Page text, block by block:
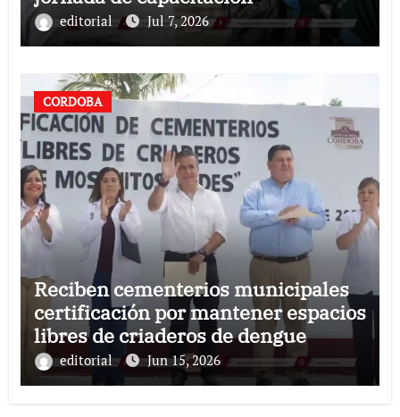
editorial Jul 7, 2026
CORDOBA
Reciben cementerios municipales
certificación por mantener espacios
libres de criaderos de dengue
editorial Jun 15, 2026